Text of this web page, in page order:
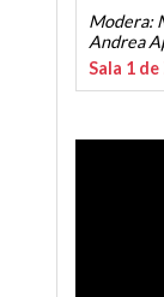
Modera:
Andrea
Sala 1